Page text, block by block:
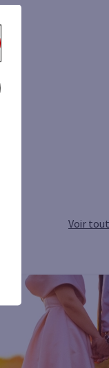
Voir